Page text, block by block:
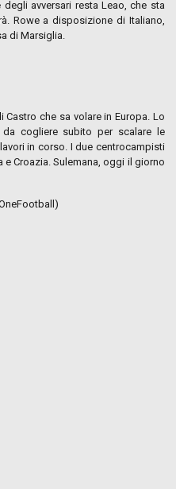
avversari resta Leao, che sta
Rowe a disposizione di Italiano,
di Marsiglia.
Castro che sa volare in Europa. Lo
da cogliere subito per scalare le
in corso. I due centrocampisti
Croazia. Sulemana, oggi il giorno